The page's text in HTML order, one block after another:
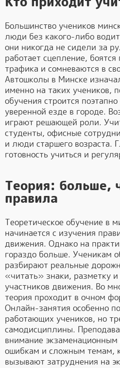
Большинство учеников
люди без какого-либо
они никогда не сидели за
работает сцепление, боятся
трафика и сомневаются в
Автошколы в Минске
именно на таких учеников,
обучения строится
уверенной езде в городе.
играют решающей роли.
студенты, офисные
и люди старшего возраста.
готовность учиться и
Теория: больше,
правила
Теоретическое обучение в
начинается с изучения
движения. Однако на
гораздо больше. Ученикам
разбирают реальные
«читать» знаки, разметку
участников движения. Во
теория проходит в очном
Онлайн-занятия особенно
работающих учеников, но
самодисциплины.
внимание
ошибкам и сложным темам,
вызывают затруднения на